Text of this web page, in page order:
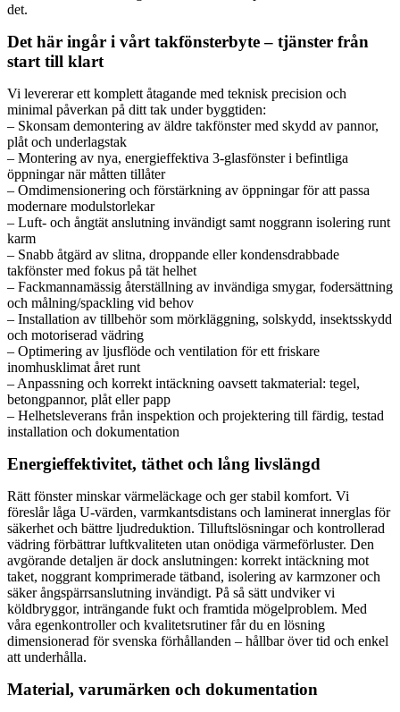
det.
Det här ingår i vårt takfönsterbyte – tjänster från
start till klart
Vi levererar ett komplett åtagande med teknisk precision och
minimal påverkan på ditt tak under byggtiden:
– Skonsam demontering av äldre takfönster med skydd av pannor,
plåt och underlagstak
– Montering av nya, energieffektiva 3-glasfönster i befintliga
öppningar när måtten tillåter
– Omdimensionering och förstärkning av öppningar för att passa
modernare modulstorlekar
– Luft- och ångtät anslutning invändigt samt noggrann isolering runt
karm
– Snabb åtgärd av slitna, droppande eller kondensdrabbade
takfönster med fokus på tät helhet
– Fackmannamässig återställning av invändiga smygar, fodersättning
och målning/spackling vid behov
– Installation av tillbehör som mörkläggning, solskydd, insektsskydd
och motoriserad vädring
– Optimering av ljusflöde och ventilation för ett friskare
inomhusklimat året runt
– Anpassning och korrekt intäckning oavsett takmaterial: tegel,
betongpannor, plåt eller papp
– Helhetsleverans från inspektion och projektering till färdig, testad
installation och dokumentation
Energieffektivitet, täthet och lång livslängd
Rätt fönster minskar värmeläckage och ger stabil komfort. Vi
föreslår låga U-värden, varmkantsdistans och laminerat innerglas för
säkerhet och bättre ljudreduktion. Tilluftslösningar och kontrollerad
vädring förbättrar luftkvaliteten utan onödiga värmeförluster. Den
avgörande detaljen är dock anslutningen: korrekt intäckning mot
taket, noggrant komprimerade tätband, isolering av karmzoner och
säker ångspärrsanslutning invändigt. På så sätt undviker vi
köldbryggor, inträngande fukt och framtida mögelproblem. Med
våra egenkontroller och kvalitetsrutiner får du en lösning
dimensionerad för svenska förhållanden – hållbar över tid och enkel
att underhålla.
Material, varumärken och dokumentation